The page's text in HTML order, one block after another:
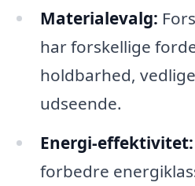
Materialevalg:
har forskellige
holdbarhed,
udseende.
Energi-effektivitet:
forbedre